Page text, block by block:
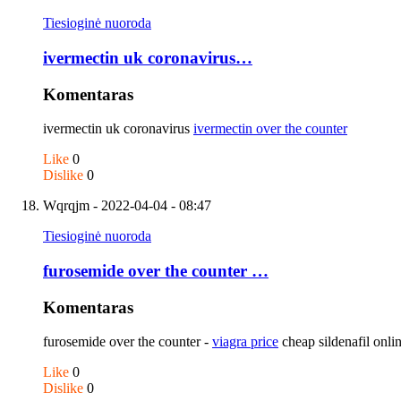
Tiesioginė nuoroda
ivermectin uk coronavirus…
Komentaras
ivermectin uk coronavirus ivermectin over the counter
Like 0
Dislike 0
Wqrqjm - 2022-04-04 - 08:47
Tiesioginė nuoroda
furosemide over the counter …
Komentaras
furosemide over the counter - viagra price cheap sildenafil
Like 0
Dislike 0